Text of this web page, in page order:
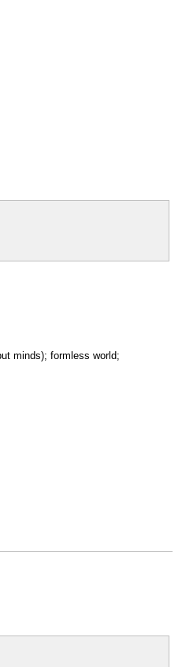
minds); formless world;